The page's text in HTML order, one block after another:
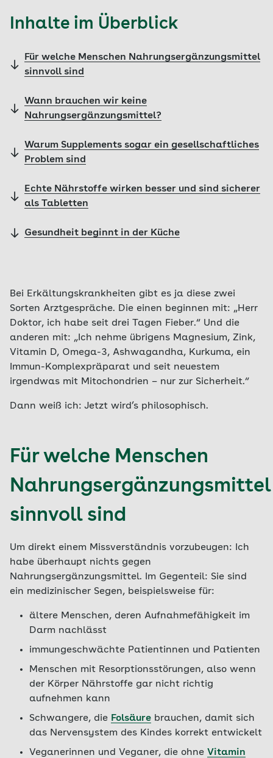
Inhalte im Überblick
Für welche Menschen Nahrungsergänzungsmittel
sinnvoll sind
Wann brauchen wir keine
Nahrungsergänzungsmittel?
Warum Supplements sogar ein gesellschaftliches
Problem sind
Echte Nährstoffe wirken besser und sind sicherer
als Tabletten
Gesundheit beginnt in der Küche
Bei Erkältungskrankheiten gibt es ja diese zwei
Sorten Arztgespräche. Die einen beginnen mit: „Herr
Doktor, ich habe seit drei Tagen Fieber.“ Und die
anderen mit: „Ich nehme übrigens Magnesium, Zink,
Vitamin D, Omega-3, Ashwagandha, Kurkuma, ein
Immun-Komplexpräparat und seit neuestem
irgendwas mit Mitochondrien – nur zur Sicherheit.“
Dann weiß ich: Jetzt wird’s philosophisch.
Für welche Menschen
Nahrungsergänzungsmittel
sinnvoll sind
Um direkt einem Missverständnis vorzubeugen: Ich
habe überhaupt nichts gegen
Nahrungsergänzungsmittel. Im Gegenteil: Sie sind
ein medizinischer Segen, beispielsweise für:
ältere Menschen, deren Aufnahmefähigkeit im
Darm nachlässt
immungeschwächte Patientinnen und Patienten
Menschen mit Resorptionsstörungen, also wenn
der Körper Nährstoffe gar nicht richtig
aufnehmen kann
Schwangere, die Folsäure brauchen, damit sich
das Nervensystem des Kindes korrekt entwickelt
Veganerinnen und Veganer, die ohne Vitamin